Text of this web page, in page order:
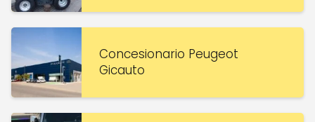
Concesionario Peugeot
Gicauto